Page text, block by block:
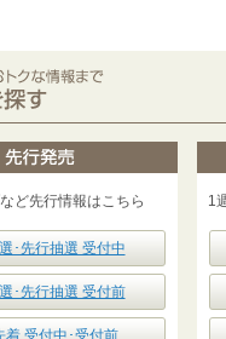
ど先行情報はこちら
･先行抽選 受付中
･先行抽選 受付前
着 受付中･受付前
1